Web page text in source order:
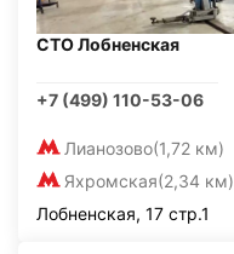
СТО Лобненская
+7 (499) 110-53-06
Лианозово(1,72 км)
Яхромская(2,34 км)
Лобненская, 17 стр.1